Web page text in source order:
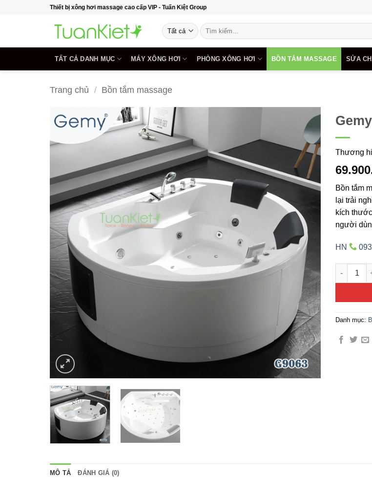
Thiết bị xông hơi massage cao cấp VIP - Tuấn Kiệt Group
Tìm
kiếm:
TẤT CẢ DANH MỤC MÁY XÔNG HƠI PHÒNG XÔNG HƠI BỒN TẮM MASSAGE SỬA
Trang chủ / Bồn tắm massage
Add to
wishlist
Thương
Bồn tắm
lại trải
kích
người
HN
Gemy G-
Danh mục:
MÔ TẢ ĐÁNH GIÁ (0)